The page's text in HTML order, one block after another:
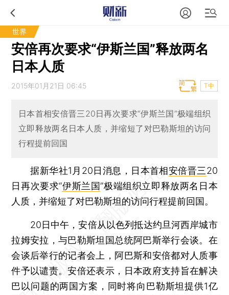
世界
安倍再次要求“伊斯兰国”释放两名
日本人质
2015年01月21日 06:45 T中
日本首相安倍晋三20日再次要求“伊斯兰国”极端组织
立即释放两名日本人质，并缩短了对巴勒斯坦的访问
行程提前回国
据新华社1月20日消息，日本首相安倍晋三20
日再次要求“伊斯兰国”极端组织立即释放两名日本
人质，并缩短了对巴勒斯坦的访问行程提前回国。
20日中午，安倍从以色列抵达约旦河西岸城市
拉姆安拉，与巴勒斯坦国总统阿巴斯举行会谈。在
会谈后举行的记者会上，阿巴斯和安倍都对人质事
件予以谴责。安倍还表示，日本政府支持旨在解决
巴以问题的两国方案，同时将向巴勒斯坦提供1亿